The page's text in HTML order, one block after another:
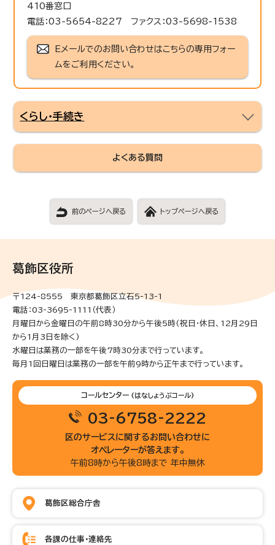
410番窓口
電話：03-5654-8227 ファクス：03-5698-1538
Eメールでのお問い合わせはこちらの専用フォー
ムをご利用ください。
くらし・手続き
よくある質問
前のページへ戻る トップページへ戻る
葛飾区役所
〒124-8555 東京都葛飾区立石5-13-1
電話：03-3695-1111（代表）
月曜日から金曜日の午前8時30分から午後5時(祝日・休日、12月29日
から1月3日を除く)
水曜日は業務の一部を午後7時30分まで行っています。
毎月1回日曜日は業務の一部を午前9時から正午まで行っています。
コールセンター (はなしょうぶコール)
03-6758-2222
区のサービスに関するお問い合わせに
オペレーターが答えます。
午前8時から午後8時まで 年中無休
葛飾区総合庁舎
各課の仕事・連絡先